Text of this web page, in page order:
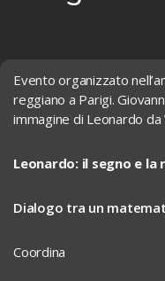
Evento organizzato
reggiano a Parigi.
immagine di Leonardo da
Leonardo: il segno e la
Dialogo tra un
Coordina